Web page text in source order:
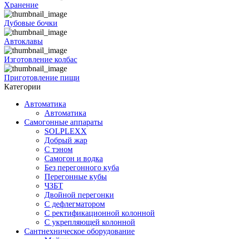
Хранение
Дубовые бочки
Автоклавы
Изготовление колбас
Приготовление пищи
Категории
Автоматика
Автоматика
Самогонные аппараты
SOLPLEXX
Добрый жар
С тэном
Самогон и водка
Без перегонного куба
Перегонные кубы
ЧЗБТ
Двойной перегонки
С дефлегматором
С ректификационной колонной
С укрепляющей колонной
Сантнехническое оборудование